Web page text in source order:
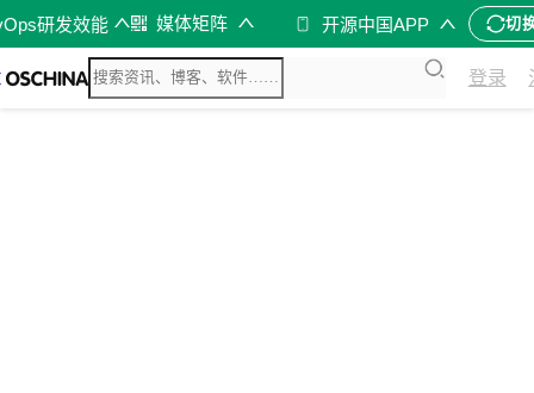
研发效能 媒体矩阵 开源中国APP 切
登录